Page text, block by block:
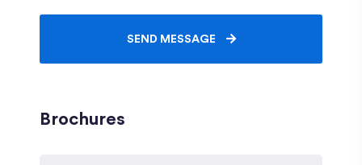
SEND MESSAGE
Brochures